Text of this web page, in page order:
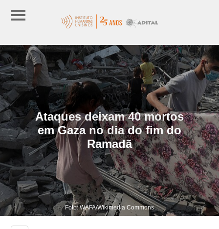
Ataques deixam 40 mortos
em Gaza no dia do fim do
Ramadã
Foto: WAFA/Wikimedia Commons